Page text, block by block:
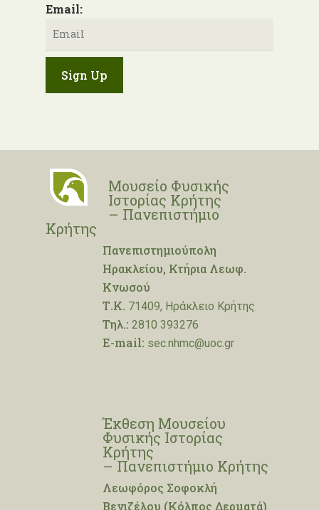
Email:
Μουσείο Φυσικής
Ιστορίας Κρήτης
– Πανεπιστήμιο
Κρήτης
Πανεπιστημιούπολη
Ηρακλείου, Κτήρια Λεωφ.
Κνωσού
Τ.Κ. 71409, Ηράκλειο Κρήτης
Τηλ.: 2810 393276
E-mail: sec.nhmc@uoc.gr
Έκθεση Μουσείου
Φυσικής Ιστορίας
Κρήτης
– Πανεπιστήμιο Κρήτης
Λεωφόρος Σοφοκλή
Βενιζέλου (Κόλπος Δερματά)